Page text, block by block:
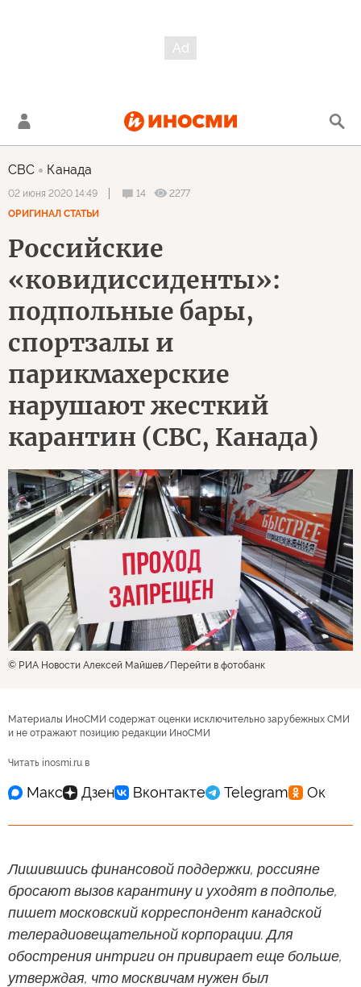
CBC Канада
02 июня 2020 14:49 14
2277
ОРИГИНАЛ СТАТЬИ
Российские
«ковидиссиденты»:
подпольные бары,
спортзалы и
парикмахерские
нарушают жесткий
карантин (CBC, Канада)
© РИА Новости Алексей Майшев Перейти в фотобанк
Материалы ИноСМИ содержат оценки исключительно зарубежных СМИ
и не отражают позицию редакции ИноСМИ
Читать inosmi.ru в
Лишившись финансовой поддержки, россияне
бросают вызов карантину и уходят в подполье,
пишет московский корреспондент канадской
телерадиовещательной корпорации. Для
обострения интриги он привирает еще больше,
утверждая, что москвичам нужен был